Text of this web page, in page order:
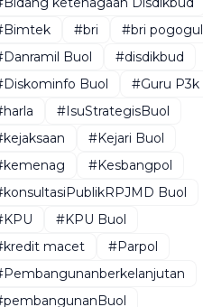
#bri
#bri pogogul
Buol
#disdikbud
Buol
#Guru P3k
#IsuStrategisBuol
#Kejari Buol
#Kesbangpol
Buol
#KPU Buol
macet
#Parpol